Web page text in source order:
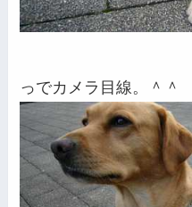
っでカメラ目線。＾＾